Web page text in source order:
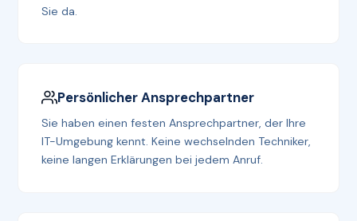
Sie da.
Persönlicher Ansprechpartner
Sie haben einen festen Ansprechpartner, der Ihre
IT-Umgebung kennt. Keine wechselnden Techniker,
keine langen Erklärungen bei jedem Anruf.